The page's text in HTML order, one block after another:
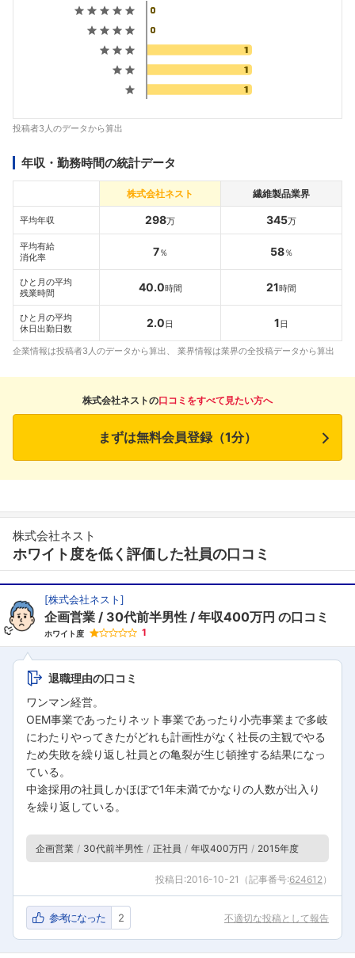
投稿者3人のデータから算出
年収・勤務時間の統計データ
株式会社ネスト 繊維製品業界
平均年収 298万 345万
平均有給
消化率
7％ 58％
ひと月の平均
残業時間
40.0時間 21時間
ひと月の平均
休日出勤日数
2.0日 1日
企業情報は投稿者3人のデータから算出、 業界情報は業界の全投稿データから算出
株式会社ネストの口コミをすべて見たい方へ
まずは無料会員登録（1分）
株式会社ネスト
ホワイト度を低く評価した社員の口コミ
[株式会社ネスト]
企画営業 30代前半男性 年収400万円 の口コミ
ホワイト度 1
退職理由の口コミ
ワンマン経営。
OEM事業であったりネット事業であったり小売事業まで多岐
にわたりやってきたがどれも計画性がなく社長の主観でやる
ため失敗を繰り返し社員との亀裂が生じ頓挫する結果になっ
ている。
中途採用の社員しかほぼで1年未満でかなりの人数が出入り
を繰り返している。
企画営業 30代前半男性 正社員 年収400万円 2015年度
投稿日:2016-10-21 （記事番号:624612）
参考になった 2 不適切な投稿として報告